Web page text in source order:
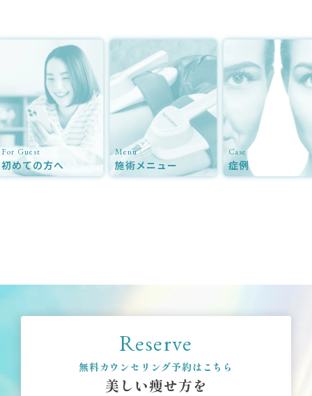
For Guest
初めての方へ
Menu
施術メニュー
Case
症例
Reserve
無料カウンセリング予約はこちら
美しい痩せ方を